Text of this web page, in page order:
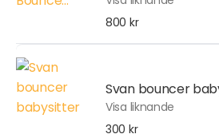
800 kr
Svan bouncer
Visa liknande
300 kr